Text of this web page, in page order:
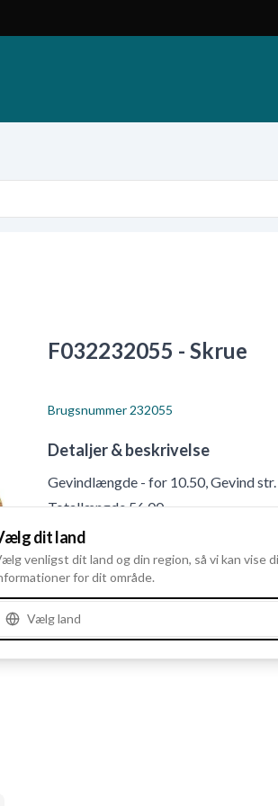
F032232055 - Skrue
Brugsnummer 232055
Detaljer & beskrivelse
Gevindlængde - for 10.50, Gevind
Totallængde 56.00
Produktinformation
Katalog oplysninger
Servicerer
dit land
venligst dit land og din region, så vi kan vise
for dit område.
Vælg land